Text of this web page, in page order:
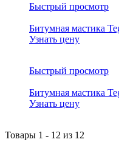
Быстрый просмотр
Битумная мастика
Узнать цену
Быстрый просмотр
Битумная мастика
Узнать цену
Товары 1 - 12 из 12